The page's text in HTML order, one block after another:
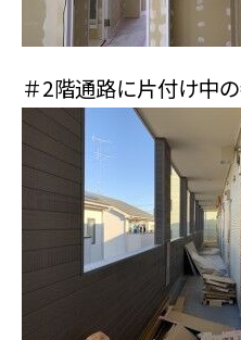
＃2階通路に片付け中